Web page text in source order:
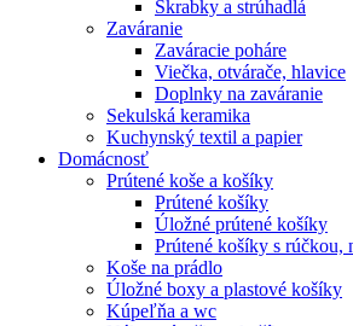
Škrabky a strúhadlá
Zaváranie
Zaváracie poháre
Viečka, otvárače, hlavice
Doplnky na zaváranie
Sekulská keramika
Kuchynský textil a papier
Domácnosť
Prútené koše a košíky
Prútené košíky
Úložné prútené košíky
Prútené košíky s rúčkou,
Koše na prádlo
Úložné boxy a plastové košíky
Kúpeľňa a wc